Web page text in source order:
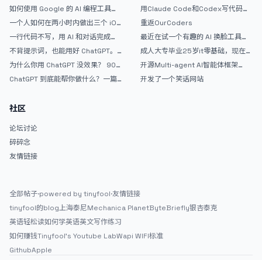
如何使用 Google 的 AI 编程工具
AntiGravity：独立开发者的新时代
武器
一个人如何在两小时内做出三个 iOS
APP？｜AntiGravity + Gemini 3 实
战完整记录
一行代码不写，用 AI 和对话完成一
个完整网站：《图书天堂》实战记录
不背提示词，也能用好 ChatGPT。
一个万能提问模板
为什么你用 ChatGPT 没效果？ 90%
的人第一步就问错了
ChatGPT 到底能帮你做什么？一篇
用Claude Code和Codex写代码真
的爽，但是App怎么挣钱还是很难啊
重返OurCoders
最近在试一个有趣的 AI 换脸工具，
效果挺不错
成人大专毕业25岁it零基础，现在想
考软件设计师，有什么好的建议吗，
谢谢！
开源Multi-agent AI智能体框架
aevatar.ai，欢迎大家贡献代码
开发了一个笑话网站
社区
论坛讨论
碎碎念
友情链接
全部帖子·powered by tinyfool·友情链接
tinyfool的blog上海泰尼Mechanica PlanetByteBriefly银杏泰克
英语轻松读如何学英语英文写作练习
如何赚钱Tinyfool's Youtube LabWapi WIFI标准
GithubApple